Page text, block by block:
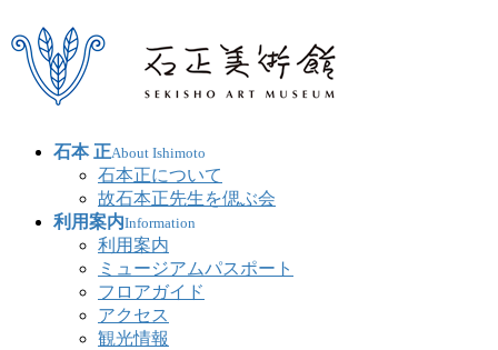
石本 正About Ishimoto
石本正について
故石本正先生を偲ぶ会
利用案内Information
利用案内
ミュージアムパスポート
フロアガイド
アクセス
観光情報